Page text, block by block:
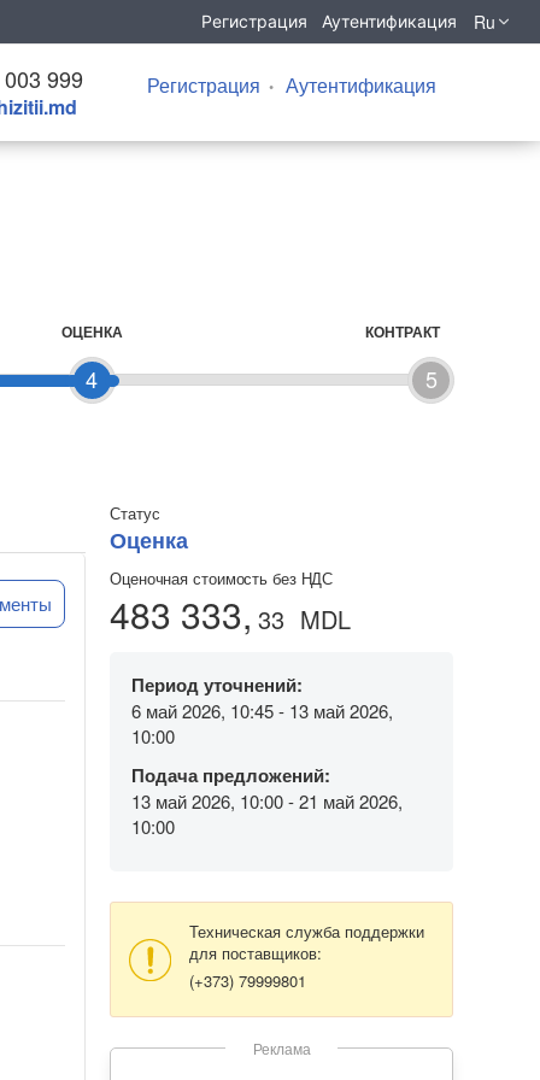
Регистрация Аутентификация Ru
999 Регистрация Аутентификация
4
ОЦЕНКА
5
КОНТРАКТ
Статус
Оценка
Оценочная стоимость без НДС
483 333, 33 MDL
Период уточнений:
6 май 2026, 10:45 - 13 май 2026,
10:00
Подача предложений:
13 май 2026, 10:00 - 21 май 2026,
10:00
Техническая служба поддержки
для поставщиков:
(+373) 79999801
Реклама